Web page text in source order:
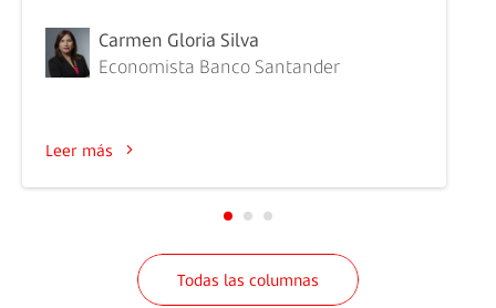
Carmen Gloria Silva
Economista Banco Santander
Leer más
Todas las columnas